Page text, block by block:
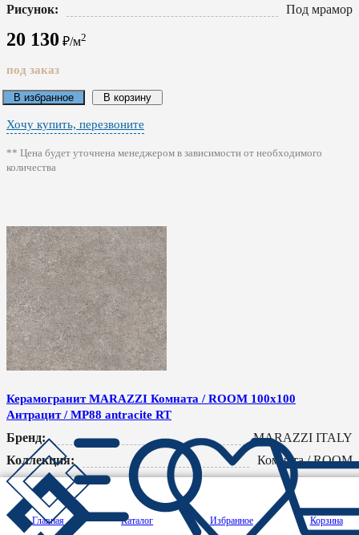
Главная Каталог Избранное Корзина
Рисунок:
Под мрамор
20 130 ₽/м2
под заказ
В избранное В корзину
Хочу купить, перезвоните
** Цена будет уточнена менеджером в зависимости от необходимого
количества
Керамогранит MARAZZI Комната / ROOM 100x100
Антрацит / MP88 antracite RT
Бренд:
MARAZZI ITALY
Коллекция:
Комната / ROOM
Размеры:
100x100 см
Цвет:
Черный
Поверхность:
Матовая